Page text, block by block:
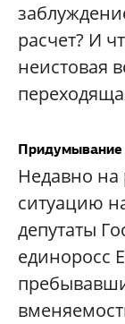
расчет? И
неистовая
Придумывание
Недавно на
ситуацию
депутаты
единоросс